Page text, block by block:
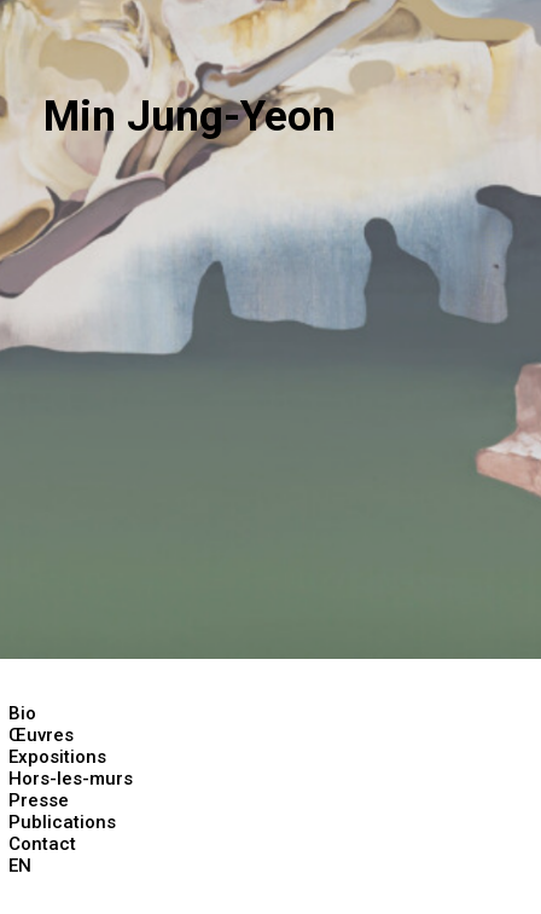
Min Jung-Yeon
Bio
Œuvres
Expositions
Hors-les-murs
Presse
Publications
Contact
EN